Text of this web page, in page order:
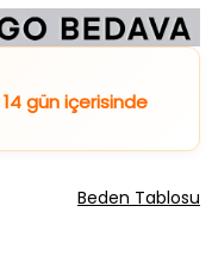
14 gün içerisinde
Beden Tablosu